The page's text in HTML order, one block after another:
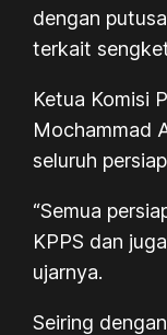
dengan
terkait
Ketua Komisi
Mochammad
seluruh
“Semua
KPPS dan
ujarnya.
Seiring